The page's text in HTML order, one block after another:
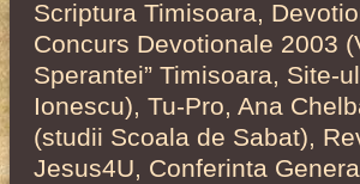
Scriptura Timisoara,
Concurs Devotionale 2003
Sperantei” Timisoara, Site-
Ionescu), Tu-Pro, Ana
(studii Scoala de Sabat),
Jesus4U, Conferinta